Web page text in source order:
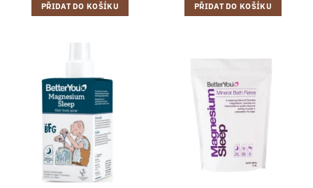
PŘIDAT DO KOŠÍKU PŘIDAT DO KOŠÍKU